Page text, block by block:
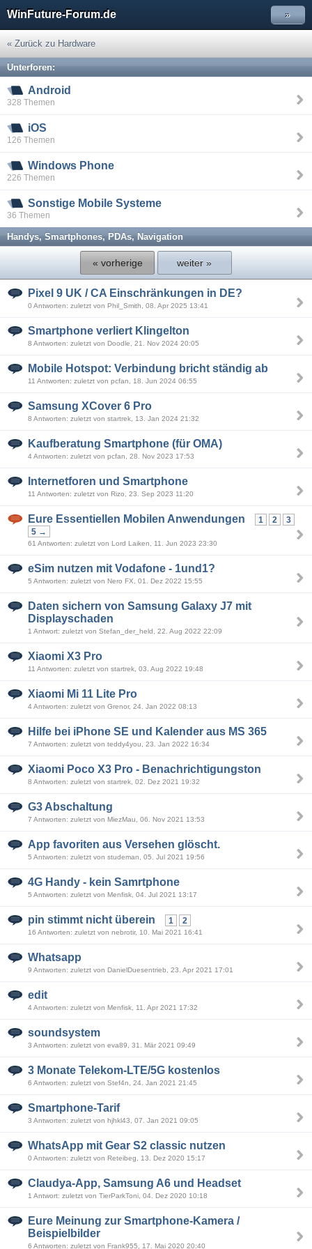
WinFuture-Forum.de »
« Zurück zu Hardware
Unterforen:
Android
328 Themen
iOS
126 Themen
Windows Phone
226 Themen
Sonstige Mobile Systeme
36 Themen
Handys, Smartphones, PDAs, Navigation
« vorherige weiter »
Pixel 9 UK / CA Einschränkungen in DE?
0 Antworten: zuletzt von Phil_Smith, 08. Apr 2025 13:41
Smartphone verliert Klingelton
8 Antworten: zuletzt von Doodle, 21. Nov 2024 20:05
Mobile Hotspot: Verbindung bricht ständig ab
11 Antworten: zuletzt von pcfan, 18. Jun 2024 06:55
Samsung XCover 6 Pro
8 Antworten: zuletzt von startrek, 13. Jan 2024 21:32
Kaufberatung Smartphone (für OMA)
4 Antworten: zuletzt von pcfan, 28. Nov 2023 17:53
Internetforen und Smartphone
11 Antworten: zuletzt von Rizo, 23. Sep 2023 11:20
Eure Essentiellen Mobilen Anwendungen 1 2
3
5 →
61 Antworten: zuletzt von Lord Laiken, 11. Jun 2023 23:30
eSim nutzen mit Vodafone - 1und1?
5 Antworten: zuletzt von Nero FX, 01. Dez 2022 15:55
Daten sichern von Samsung Galaxy J7 mit
Displayschaden
1 Antwort: zuletzt von Stefan_der_held, 22. Aug 2022 22:09
Xiaomi X3 Pro
11 Antworten: zuletzt von startrek, 03. Aug 2022 19:48
Xiaomi Mi 11 Lite Pro
4 Antworten: zuletzt von Grenor, 24. Jan 2022 08:13
Hilfe bei iPhone SE und Kalender aus MS 365
7 Antworten: zuletzt von teddy4you, 23. Jan 2022 16:34
Xiaomi Poco X3 Pro - Benachrichtigungston
8 Antworten: zuletzt von startrek, 02. Dez 2021 19:32
G3 Abschaltung
7 Antworten: zuletzt von MiezMau, 06. Nov 2021 13:53
App favoriten aus Versehen glöscht.
5 Antworten: zuletzt von studeman, 05. Jul 2021 19:56
4G Handy - kein Samrtphone
5 Antworten: zuletzt von Menfisk, 04. Jul 2021 13:17
pin stimmt nicht überein 1 2
16 Antworten: zuletzt von nebrotir, 10. Mai 2021 16:41
Whatsapp
9 Antworten: zuletzt von DanielDuesentrieb, 23. Apr 2021 17:01
edit
4 Antworten: zuletzt von Menfisk, 11. Apr 2021 17:32
soundsystem
3 Antworten: zuletzt von eva89, 31. Mär 2021 09:49
3 Monate Telekom-LTE/5G kostenlos
6 Antworten: zuletzt von Stef4n, 24. Jan 2021 21:45
Smartphone-Tarif
3 Antworten: zuletzt von hjhkl43, 07. Jan 2021 09:05
WhatsApp mit Gear S2 classic nutzen
0 Antworten: zuletzt von Reteibeg, 13. Dez 2020 15:17
Claudya-App, Samsung A6 und Headset
1 Antwort: zuletzt von TierParkToni, 04. Dez 2020 10:18
Eure Meinung zur Smartphone-Kamera /
Beispielbilder
6 Antworten: zuletzt von Frank955, 17. Mai 2020 20:40